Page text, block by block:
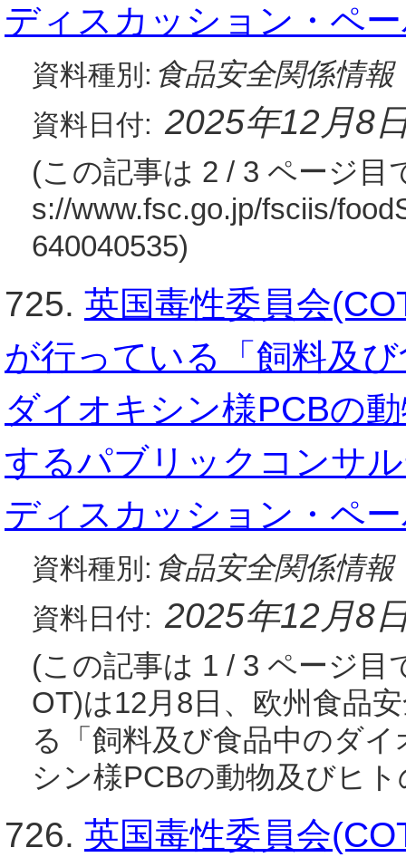
ディスカッション・ペ
資料種別: 食品安全関係情報
資料日付: 2025年12月8
(この記事は 2 / 3 ページ目
s://www.fsc.go.jp/fsciis/
640040535)
725. 英国毒性委員会
が行っている「飼料及
ダイオキシン様PCBの
するパブリックコンサ
ディスカッション・ペ
資料種別: 食品安全関係情報
資料日付: 2025年12月8
(この記事は 1 / 3 ページ
OT)は12月8日、欧州食品
る「飼料及び食品中のダ
シン様PCBの動物及びヒ
726. 英国毒性委員会